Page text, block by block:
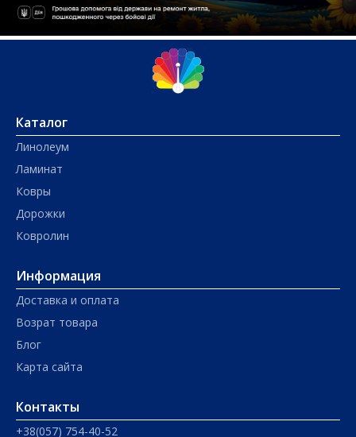
Каталог
Линолеум
Ламинат
Ковры
Дорожки
Ковролин
Информация
Доставка и оплата
Возрат товара
Блог
Карта сайта
Контакты
+38(057) 754-40-52